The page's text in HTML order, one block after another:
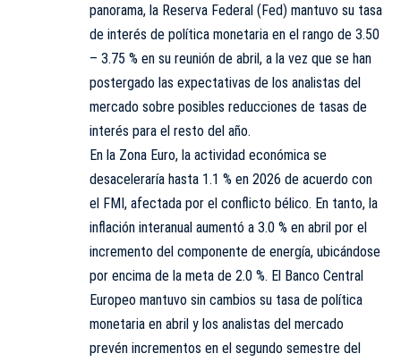
panorama, la Reserva Federal (Fed) mantuvo su tasa
de interés de política monetaria en el rango de 3.50
– 3.75 % en su reunión de abril, a la vez que se han
postergado las expectativas de los analistas del
mercado sobre posibles reducciones de tasas de
interés para el resto del año.
En la Zona Euro, la actividad económica se
desaceleraría hasta 1.1 % en 2026 de acuerdo con
el FMI, afectada por el conflicto bélico. En tanto, la
inflación interanual aumentó a 3.0 % en abril por el
incremento del componente de energía, ubicándose
por encima de la meta de 2.0 %. El Banco Central
Europeo mantuvo sin cambios su tasa de política
monetaria en abril y los analistas del mercado
prevén incrementos en el segundo semestre del